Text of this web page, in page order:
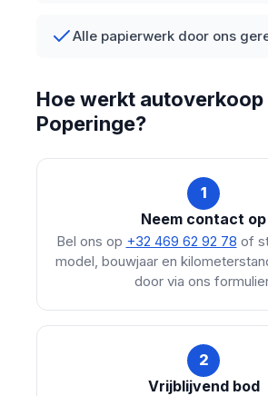
Alle papierwerk door ons
Hoe werkt autoverkoop
Poperinge?
1
Neem contact op
Bel ons op +32 469 62 92 78 of
model, bouwjaar en
door via ons
2
Vrijblijvend bod